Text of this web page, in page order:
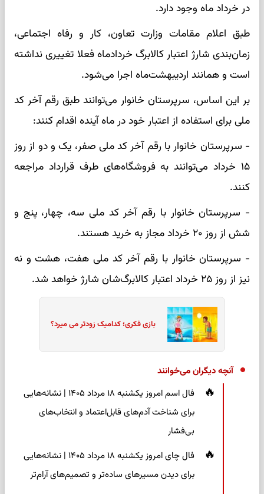
در خرداد ماه وجود دارد.
طبق اعلام مقامات وزارت تعاون، کار و رفاه اجتماعی،
زمان‌بندی شارژ اعتبار کالابرگ خردادماه فعلا تغییری نداشته
است و همانند اردیبهشت‌ماه اجرا می‌شود.
بر این اساس، سرپرستان خانوار می‌توانند طبق رقم آخر کد
ملی برای استفاده از اعتبار خود در ماه آینده اقدام کنند:
- سرپرستان خانوار با رقم آخر کد ملی صفر، یک و دو از روز
۱۵ خرداد می‌توانند به فروشگاه‌های طرف قرارداد مراجعه
کنند.
- سرپرستان خانوار با رقم آخر کد ملی سه، چهار، پنج و
شش از روز ۲۰ خرداد مجاز به خرید هستند.
- سرپرستان خانوار با رقم آخر کد ملی هفت، هشت و نه
نیز از روز ۲۵ خرداد اعتبار کالابرگ‌شان شارژ خواهد شد.
بازی فکری؛ کدامیک زودتر می میرد؟
آنچه دیگران می‌خوانند
فال اسم امروز یکشنبه ۱۸ مرداد ۱۴۰۵ | نشانه‌هایی
برای شناخت آدم‌های قابل‌اعتماد و انتخاب‌های
بی‌فشار
فال چای امروز یکشنبه ۱۸ مرداد ۱۴۰۵ | نشانه‌هایی
برای دیدن مسیرهای ساده‌تر و تصمیم‌های آرام‌تر